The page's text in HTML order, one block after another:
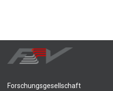
Forschungsgesellschaft